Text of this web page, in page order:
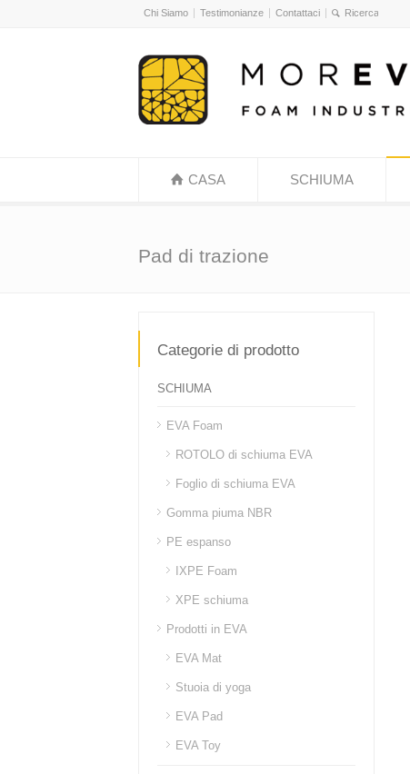
Chi Siamo Testimonianze Contattaci
CASA SCHIUMA
Pad di trazione
Categorie di prodotto
SCHIUMA
EVA Foam
ROTOLO di schiuma EVA
Foglio di schiuma EVA
Gomma piuma NBR
PE espanso
IXPE Foam
XPE schiuma
Prodotti in EVA
EVA Mat
Stuoia di yoga
EVA Pad
EVA Toy